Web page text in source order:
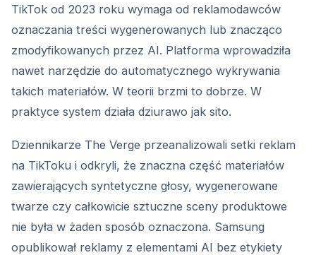
TikTok od 2023 roku wymaga od reklamodawców
oznaczania treści wygenerowanych lub znacząco
zmodyfikowanych przez AI. Platforma wprowadziła
nawet narzędzie do automatycznego wykrywania
takich materiałów. W teorii brzmi to dobrze. W
praktyce system działa dziurawo jak sito.
Dziennikarze The Verge przeanalizowali setki reklam
na TikToku i odkryli, że znaczna część materiałów
zawierających syntetyczne głosy, wygenerowane
twarze czy całkowicie sztuczne sceny produktowe
nie była w żaden sposób oznaczona. Samsung
opublikował reklamy z elementami AI bez etykiety